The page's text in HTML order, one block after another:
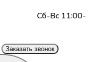
Сб-Вс 11:00-
Заказать звонок